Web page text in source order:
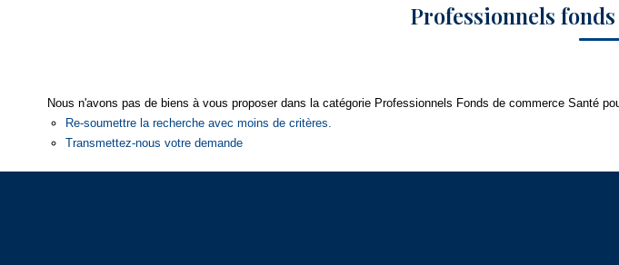
Professionnels
Nous n'avons pas de biens à vous proposer dans la catégorie Professionnels Fonds de commerce Santé
Re-soumettre la recherche avec moins de critères.
Transmettez-nous votre demande